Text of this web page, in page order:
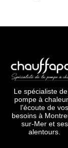
Le spécialiste
pompe à
l’écoute de vos
besoins à
sur-Mer et ses
alentours.